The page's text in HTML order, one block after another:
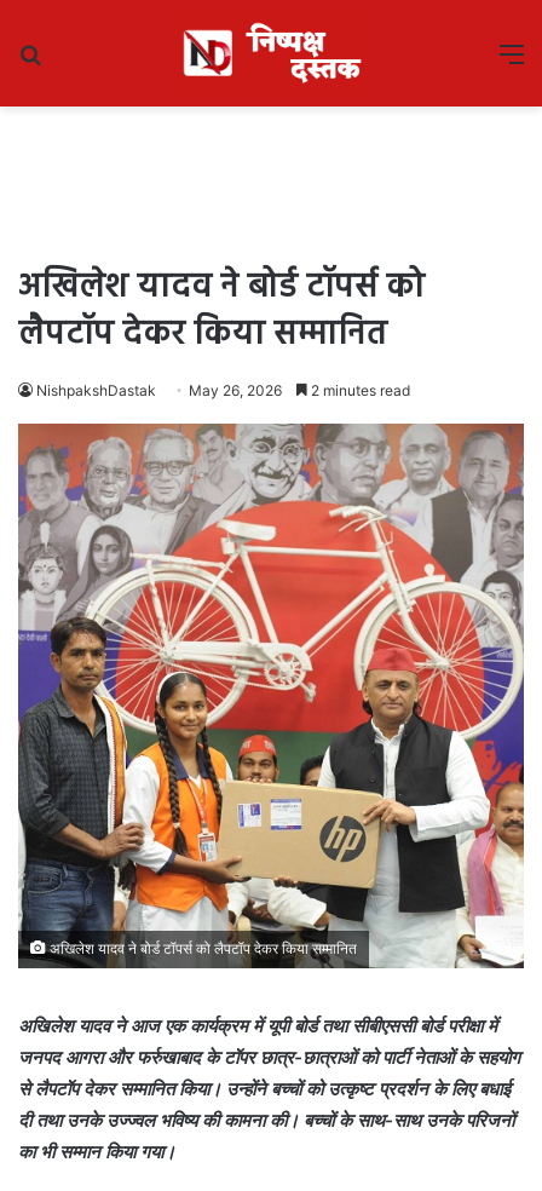
अखिलेश यादव ने बोर्ड टॉपर्स को
लैपटॉप देकर किया सम्मानित
NishpakshDastak May 26, 2026 2 minutes read
अखिलेश यादव ने बोर्ड टॉपर्स को लैपटॉप देकर किया सम्मानित
अखिलेश यादव ने आज एक कार्यक्रम में यूपी बोर्ड तथा सीबीएससी बोर्ड परीक्षा में
जनपद आगरा और फर्रुखाबाद के टॉपर छात्र-छात्राओं को पार्टी नेताओं के सहयोग
से लैपटॉप देकर सम्मानित किया। उन्होंने बच्चों को उत्कृष्ट प्रदर्शन के लिए बधाई
दी तथा उनके उज्ज्वल भविष्य की कामना की। बच्चों के साथ-साथ उनके परिजनों
का भी सम्मान किया गया।